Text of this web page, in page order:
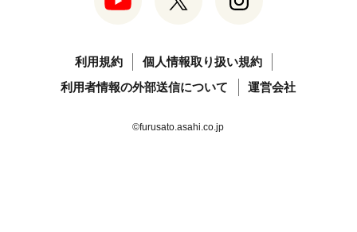
利用規約
個人情報取り扱い規約
利用者情報の外部送信について
運営会社
©furusato.asahi.co.jp